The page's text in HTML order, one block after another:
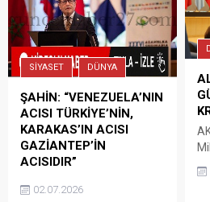
Doğan, koşuyu
tamamlayarak aldığı
madalya ile İslahiye’nin
gururu oldu. Tokyo’da
koşmanın mutluluğunu
yaşayan İş İnsanı ve
Maratoncu Şaban Doğan,
“Tokyo’ da sadece 42
kilometre bir yarış
koşmadım, öncelikle...
SİYASET DÜNYA
ŞAHİN: “VENEZUELA’NIN
ACISI TÜRKİYE’NİN,
KARAKAS’IN ACISI
GAZİANTEP’İN
ACISIDIR”
Parlamentosu (PARLATİNO)
02.07.2026